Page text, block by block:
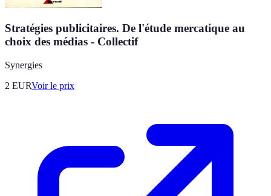
Stratégies publicitaires. De l'étude mercatique au
choix des médias - Collectif
Synergies
2 EURVoir le prix